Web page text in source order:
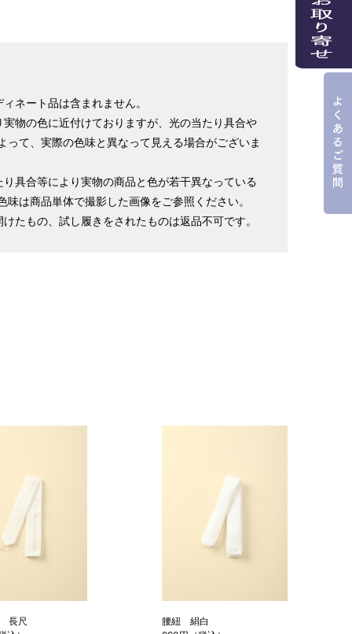
ネート品は含まれません。
物の色に近付けておりますが、光の当たり具合や
って、実際の色味と異なって見える場合がございま
具合等により実物の商品と色が若干異なっている
は商品単体で撮影した画像をご参照ください。
たもの、試し履きをされたものは返品不可です。
長尺
腰紐 絹白